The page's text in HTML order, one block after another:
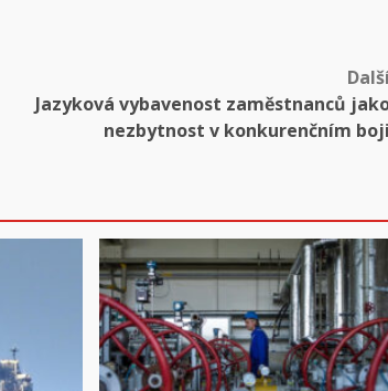
Jazyková vybavenost zaměstnanců
nezbytnost v konkurenčním boji